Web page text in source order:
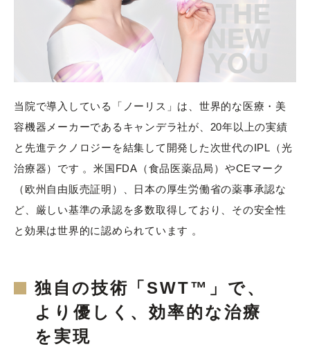
当院で導入している「ノーリス」は、世界的な医療・美
容機器メーカーであるキャンデラ社が、20年以上の実績
と先進テクノロジーを結集して開発した次世代のIPL（光
治療器）です 。米国FDA（食品医薬品局）やCEマーク
（欧州自由販売証明）、日本の厚生労働省の薬事承認な
ど、厳しい基準の承認を多数取得しており、その安全性
と効果は世界的に認められています 。
独自の技術「SWT™」で、
より優しく、効率的な治療
を実現